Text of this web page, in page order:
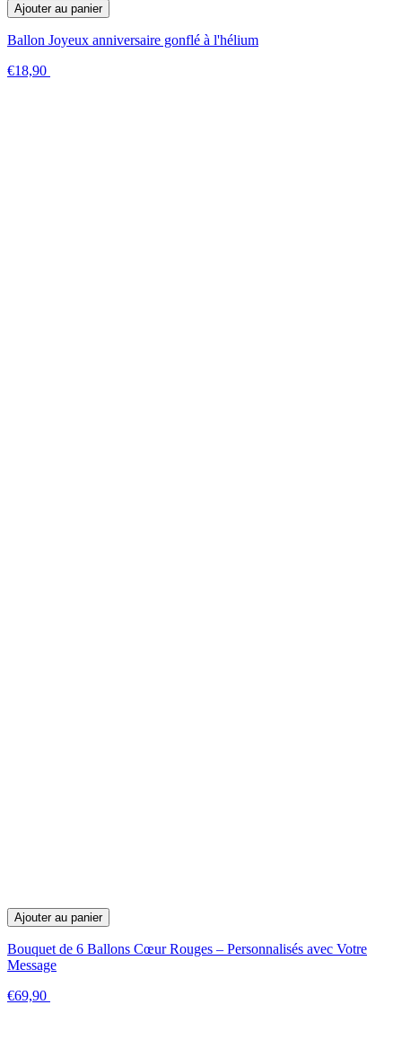
Ajouter au panier
Ballon Joyeux anniversaire gonflé à l'hélium
€18,90
Ajouter au panier
Bouquet de 6 Ballons Cœur Rouges – Personnalisés avec Votre
Message
€69,90